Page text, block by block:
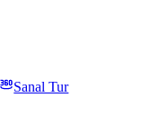
Sanal Tur